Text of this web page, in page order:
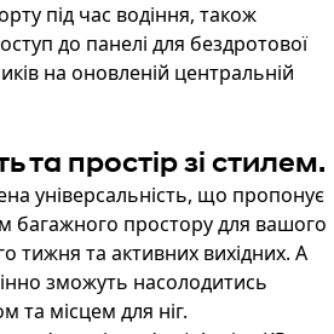
під час водіння, також
до панелі для бездротової
на оновленій центральній
та простір зі стилем.
універсальність, що пропонує
багажного простору для вашого
тижня та активних вихідних. А
зможуть насолодитись
та місцем для ніг.